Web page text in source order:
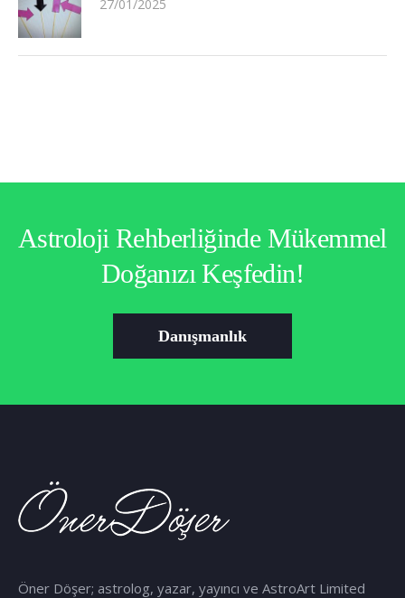
27/01/2025
Astroloji Rehberliğinde Mükemmel
Doğanızı Keşfedin!
Danışmanlık
Öner Döşer; astrolog, yazar, yayıncı ve AstroArt Limited